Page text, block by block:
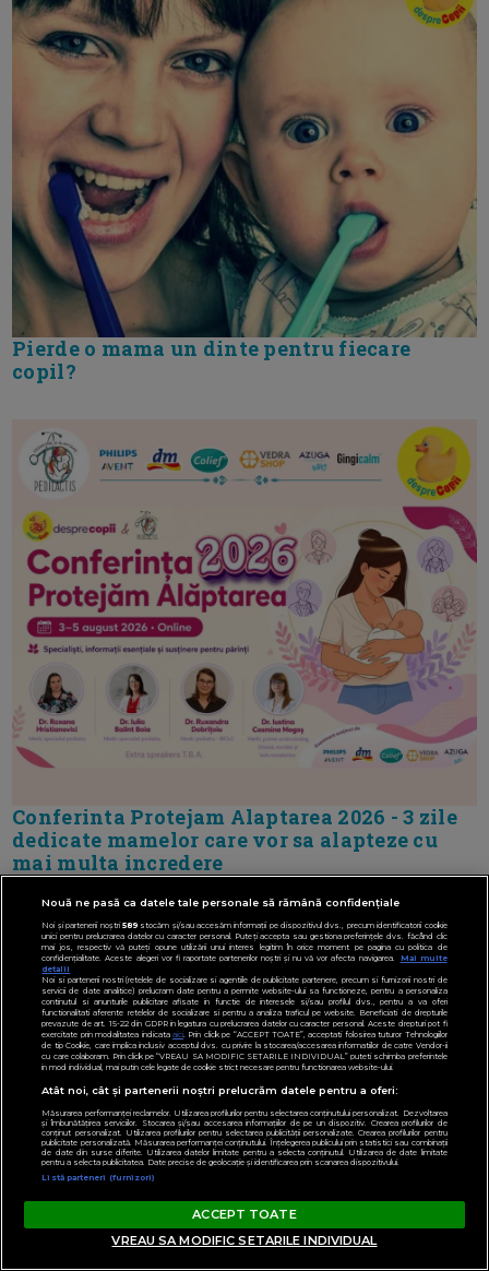
Pierde o mama un dinte pentru fiecare
copil?
Conferinta Protejam Alaptarea 2026 - 3 zile
dedicate mamelor care vor sa alapteze cu
mai multa incredere
Nouă ne pasă ca datele tale personale să rămână confidențiale
Noi și partenerii noștri589stocăm și/sau accesăm informații pe dispozitivul dvs., precum identificatorii cookie
unici pentru prelucrarea datelor cu caracter personal. Puteți accepta sau gestiona preferințele dvs. făcând clic
mai jos, respectiv vă puteți opune utilizării unui interes legitim în orice moment pe pagina cu politica de
confidențialitate. Aceste alegeri vor fi raportate partenerilor noștri și nu vă vor afecta navigarea.
Mai multe
detalii
Noi si partenerii nostri (retelele de socializare si agentiile de publicitate partenere, precum si furnizorii nostri de
servicii de date analitice) prelucram date pentru a permite website-ului sa functioneze, pentru a personaliza
continutul si anunturile publicitare afisate in functie de interesele si/sau profilul dvs., pentru a va oferi
functionalitati aferente retelelor de socializare si pentru a analiza traficul pe website. Beneficiati de drepturile
prevazute de art. 15-22 din GDPR in legatura cu prelucrarea datelor cu caracter personal. Aceste drepturi pot fi
exercitate prin modalitatea indicataaici. Prin click pe “ACCEPT TOATE”, acceptati folosirea tuturor Tehnologiilor
de tip Cookie, care implica inclusiv acceptul dvs. cu privire la stocarea/accesarea informatiilor de catre Vendor-ii
cu care colaboram. Prin click pe “VREAU SA MODIFIC SETARILE INDIVIDUAL” puteti schimba preferintele
in mod individual, mai putin cele legate de cookie strict necesare pentru functionarea website-ului.
Atât noi, cât și partenerii noștri prelucrăm datele pentru a oferi:
Măsurarea performanței reclamelor. Utilizarea profilurilor pentru selectarea conținutului personalizat. Dezvoltarea
și îmbunătățirea serviciilor. Stocarea și/sau accesarea informațiilor de pe un dispozitiv. Crearea profilurilor de
conținut personalizat. Utilizarea profilurilor pentru selectarea publicității personalizate. Crearea profilurilor pentru
publicitate personalizată. Măsurarea performanței conținutului. Înțelegerea publicului prin statistici sau combinații
de date din surse diferite. Utilizarea datelor limitate pentru a selecta conținutul. Utilizarea de date limitate
pentru a selecta publicitatea. Date precise de geolocație și identificarea prin scanarea dispozitivului.
Listă parteneri (furnizori)
ACCEPT TOATE
VREAU SA MODIFIC SETARILE INDIVIDUAL